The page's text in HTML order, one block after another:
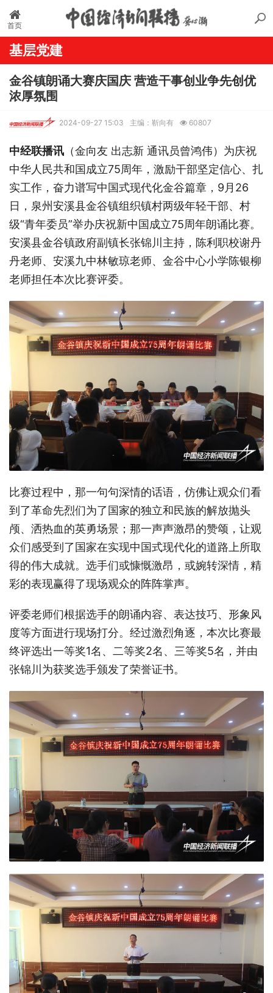
首页
基层党建
金谷镇朗诵大赛庆国庆 营造干事创业争先创优
浓厚氛围
2024-09-27 15:03 主编：靳向有 60807
中经联播讯 （金向友 出志新 通讯员曾鸿伟）为庆祝
中华人民共和国成立75周年，激励干部坚定信心、扎
实工作，奋力谱写中国式现代化金谷篇章，9月26
日，泉州安溪县金谷镇组织镇村两级年轻干部、村
级“青年委员”举办庆祝新中国成立75周年朗诵比赛。
安溪县金谷镇政府副镇长张锦川主持，陈利职校谢丹
丹老师、安溪九中林敏琼老师、金谷中心小学陈银柳
老师担任本次比赛评委。
比赛过程中，那一句句深情的话语，仿佛让观众们看
到了革命先烈们为了国家的独立和民族的解放抛头
颅、洒热血的英勇场景；那一声声激昂的赞颂，让观
众们感受到了国家在实现中国式现代化的道路上所取
得的伟大成就。选手们或慷慨激昂，或婉转深情，精
彩的表现赢得了现场观众的阵阵掌声。
评委老师们根据选手的朗诵内容、表达技巧、形象风
度等方面进行现场打分。经过激烈角逐，本次比赛最
终评选出一等奖1名、二等奖2名、三等奖5名，并由
张锦川为获奖选手颁发了荣誉证书。